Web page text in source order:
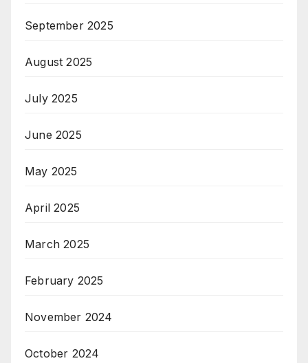
September 2025
August 2025
July 2025
June 2025
May 2025
April 2025
March 2025
February 2025
November 2024
October 2024